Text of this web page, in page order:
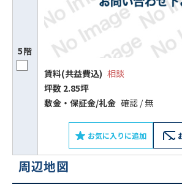
5階
賃料(共益費込) 相談
坪数 2.85坪
敷⾦‧保証⾦/礼⾦ 確認 / 無
お気に入りに追加
周辺地図